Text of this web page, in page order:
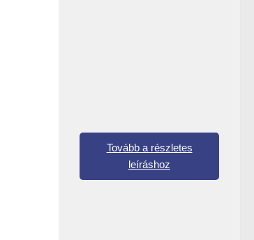
Tovább a részletes
leíráshoz